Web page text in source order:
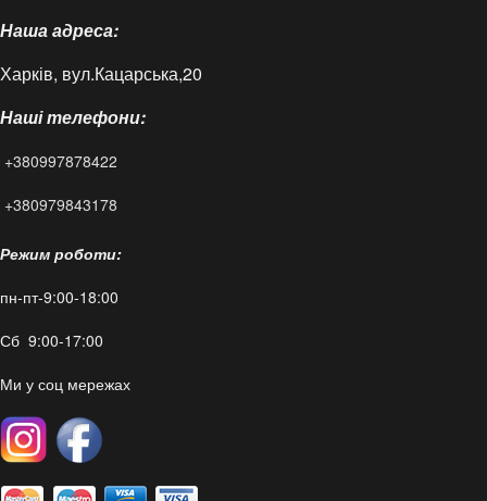
Доставка і оплата
Контакти
Статті
FAQ
Наша адреса:
Харків, вул.Кацарська,20
Наші телефони:
+380997878422
+380979843178
Режим роботи:
пн-пт-9:00-18:00
Сб 9:00-17:00
Ми у соц мережах